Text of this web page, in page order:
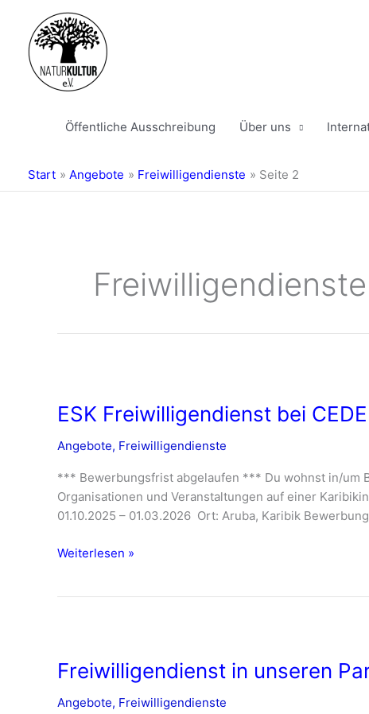
springen
Öffentliche Ausschreibung Über uns
Start Angebote Freiwilligendienste Seite 2
Freiwilligendienste
ESK Freiwilligendienst bei
Angebote, Freiwilligendienste
*** Bewerbungsfrist abgelaufen *** Du wohnst in/um
Organisationen und Veranstaltungen auf einer
01.10.2025 – 01.03.2026 Ort: Aruba, Karibik
bei
Aruba,
ab
Oktober
Weiterlesen »
Freiwilligendienst in unseren
Angebote, Freiwilligendienste
unseren
Partnerstädten
–